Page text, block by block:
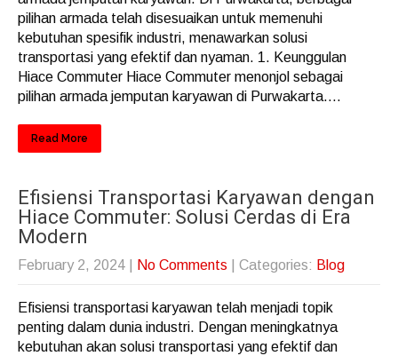
pilihan armada telah disesuaikan untuk memenuhi
kebutuhan spesifik industri, menawarkan solusi
transportasi yang efektif dan nyaman. 1. Keunggulan
Hiace Commuter Hiace Commuter menonjol sebagai
pilihan armada jemputan karyawan di Purwakarta....
Read More
Efisiensi Transportasi Karyawan dengan
Hiace Commuter: Solusi Cerdas di Era
Modern
February 2, 2024 No Comments | Categories: Blog
Efisiensi transportasi karyawan telah menjadi topik
penting dalam dunia industri. Dengan meningkatnya
kebutuhan akan solusi transportasi yang efektif dan